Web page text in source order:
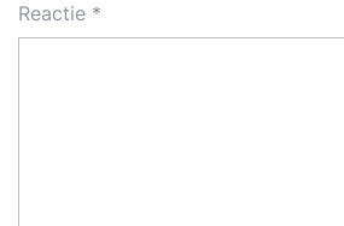
Reactie *